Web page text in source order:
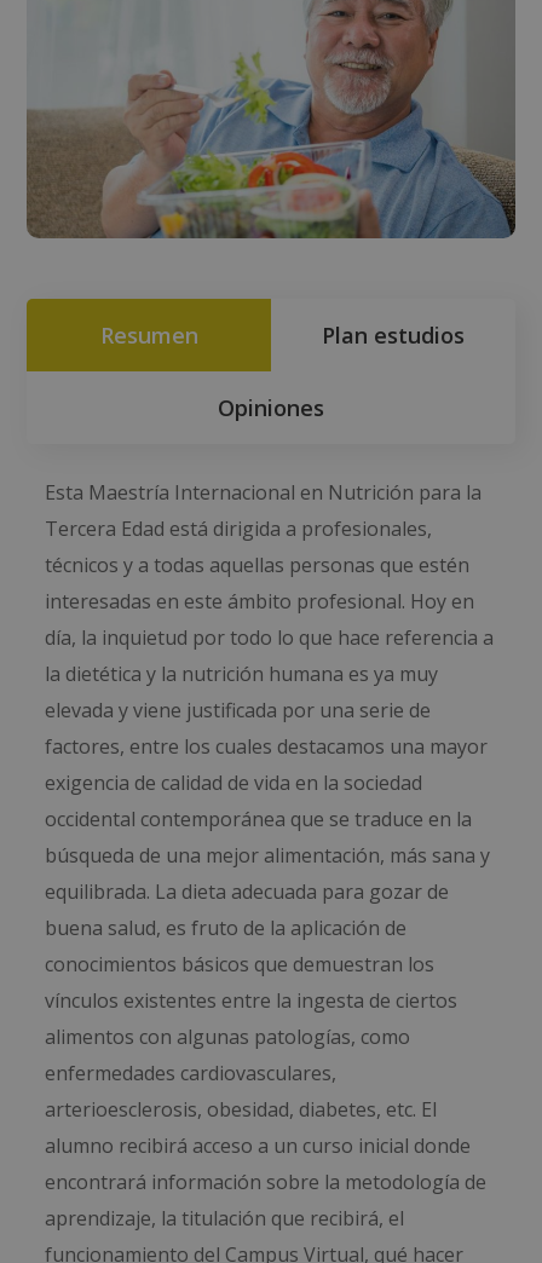
Resumen Plan estudios
Opiniones
Esta Maestría Internacional en Nutrición para la
Tercera Edad está dirigida a profesionales,
técnicos y a todas aquellas personas que estén
interesadas en este ámbito profesional. Hoy en
día, la inquietud por todo lo que hace referencia a
la dietética y la nutrición humana es ya muy
elevada y viene justificada por una serie de
factores, entre los cuales destacamos una mayor
exigencia de calidad de vida en la sociedad
occidental contemporánea que se traduce en la
búsqueda de una mejor alimentación, más sana y
equilibrada. La dieta adecuada para gozar de
buena salud, es fruto de la aplicación de
conocimientos básicos que demuestran los
vínculos existentes entre la ingesta de ciertos
alimentos con algunas patologías, como
enfermedades cardiovasculares,
arterioesclerosis, obesidad, diabetes, etc. El
alumno recibirá acceso a un curso inicial donde
encontrará información sobre la metodología de
aprendizaje, la titulación que recibirá, el
funcionamiento del Campus Virtual, qué hacer